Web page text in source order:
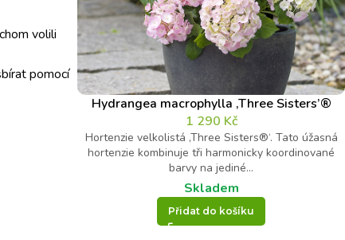
volili
pomocí
Hydrangea macrophylla ‚Three Sisters’®
1 290 Kč
Hortenzie velkolistá ‚Three Sisters®‘. Tato úžasná
hortenzie kombinuje tři harmonicky koordinované
barvy na jediné...
Skladem
Přidat do košíku